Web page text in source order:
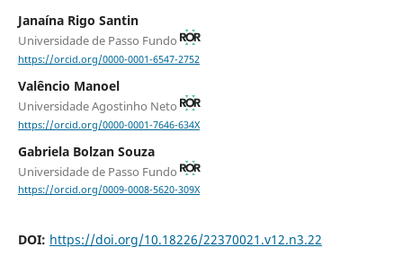
Janaína Rigo Santin
Universidade de Passo Fundo
https://orcid.org/0000-0001-6547-2752
Valêncio Manoel
Universidade Agostinho Neto
https://orcid.org/0000-0001-7646-634X
Gabriela Bolzan Souza
Universidade de Passo Fundo
https://orcid.org/0009-0008-5620-309X
DOI: https://doi.org/10.18226/22370021.v12.n3.22